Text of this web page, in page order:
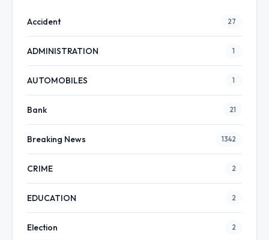
Accident 27
ADMINISTRATION 1
AUTOMOBILES 1
Bank 21
Breaking News 1342
CRIME 2
EDUCATION 2
Election 2